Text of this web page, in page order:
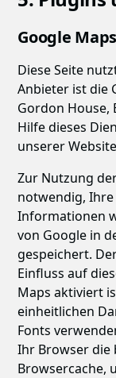
Google Maps
Diese Seite
Anbieter ist die
Gordon House,
Hilfe dieses
unserer
Zur Nutzung
notwendig, Ihre
Informationen
von Google in
gespeichert.
Einfluss auf
Maps aktiviert
einheitlichen
Fonts
Ihr Browser die
Browsercache,